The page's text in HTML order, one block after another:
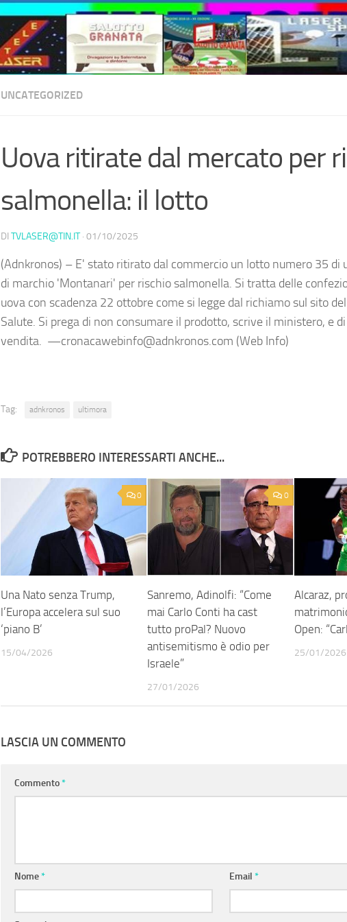
UNCATEGORIZED
Uova ritirate dal mercato per
salmonella: il lotto
DI TVLASER@TIN.IT · 01/10/2025
(Adnkronos) – E' stato ritirato dal commercio un lotto numero 35 di
di marchio 'Montanari' per rischio salmonella. Si tratta delle
uova con scadenza 22 ottobre come si legge dal richiamo sul sito
Salute. Si prega di non consumare il prodotto, scrive il ministero, e
vendita. —cronacawebinfo@adnkronos.com (Web Info)
Tag: adnkronos ultimora
POTREBBERO INTERESSARTI ANCHE...
0
Una Nato senza Trump,
l’Europa accelera sul suo
‘piano B’
15/04/2026
0
Sanremo, Adinolfi: “Come
mai Carlo Conti ha cast
tutto proPal? Nuovo
antisemitismo è odio per
Israele”
27/01/2026
Alcaraz,
Open:
25/01/2026
LASCIA UN COMMENTO
Commento*
Nome* Email*